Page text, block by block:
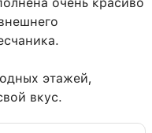
этажей,
вкус.